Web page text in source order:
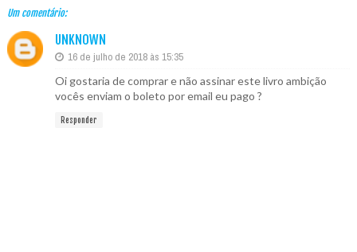
Um comentário:
UNKNOWN
16 de julho de 2018 às 15:35
Oi gostaria de comprar e não assinar este livro ambição
vocês enviam o boleto por email eu pago ?
Responder